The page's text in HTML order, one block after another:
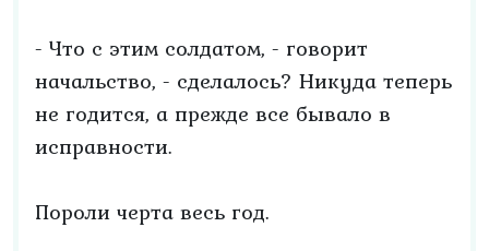
- Что с этим солдатом, - говорит
начальство, - сделалось? Никуда теперь
не годится, а прежде все бывало в
исправности.
Пороли черта весь год.